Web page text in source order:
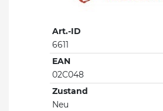
Art.-ID
6611
EAN
02C048
Zustand
Neu